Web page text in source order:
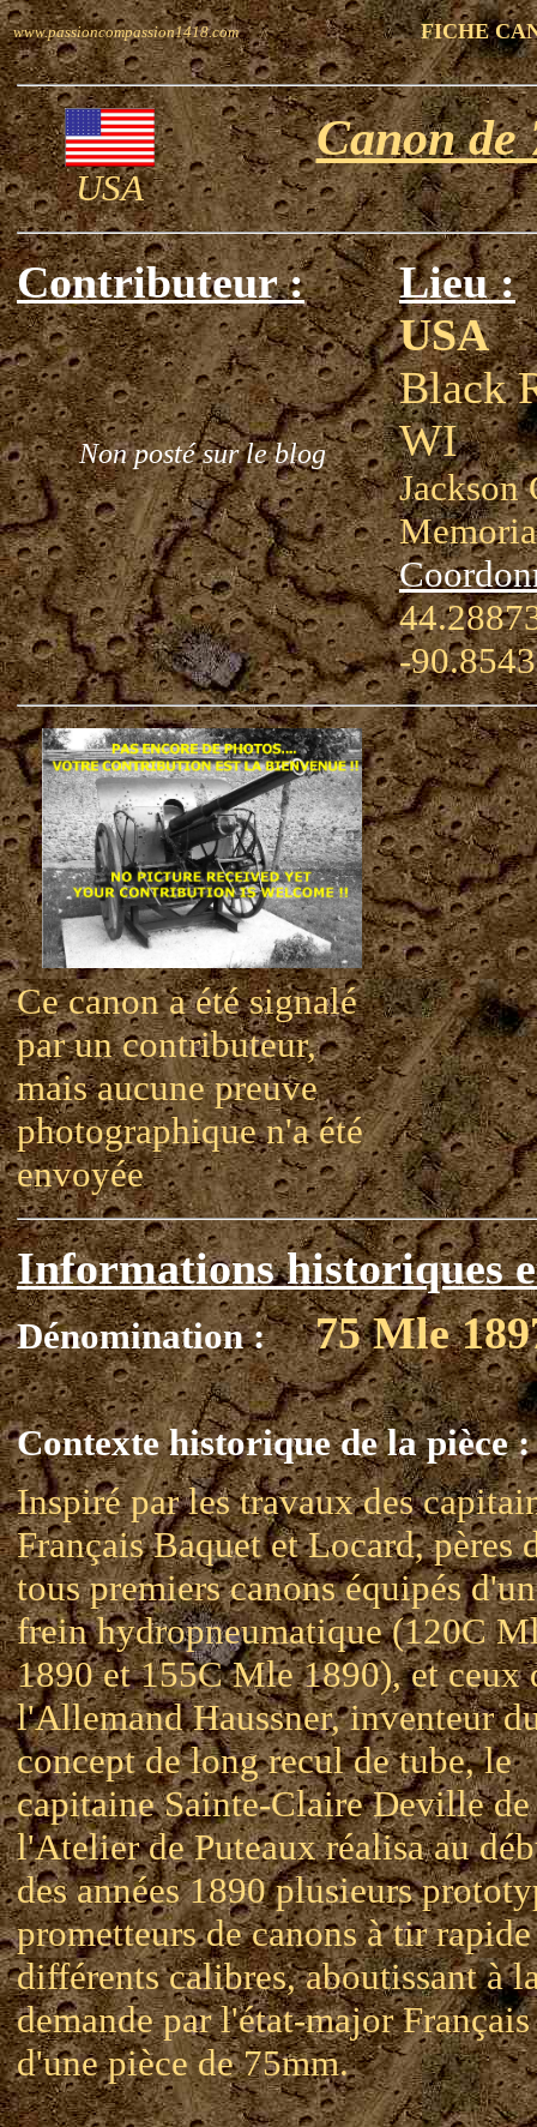
www.passioncompassion1418.com FICHE
USA
Canon de
Contributeur :
Non posté sur le blog
Lieu :
USA
Black
WI
Jackson
-
Ce canon a été signalé
par un contributeur,
mais aucune preuve
photographique n'a été
envoyée
Informations historiques
Dénomination : 75 Mle
Contexte historique de la pièce :
Inspiré par les travaux des
Français Baquet et Locard, pères
tous premiers canons équipés d'un
frein hydropneumatique (120C
1890 et 155C Mle 1890), et ceux
l'Allemand Haussner, inventeur
concept de long recul de tube, le
capitaine Sainte-Claire Deville de
l'Atelier de Puteaux réalisa au
des années 1890 plusieurs
prometteurs de canons à tir
différents calibres, aboutissant à
demande par l'état-major Français
d'une pièce de 75mm.